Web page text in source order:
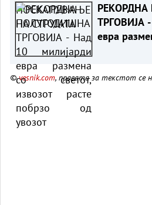
ТРГОВИЈА
евра
©vesnik.com, правата за текстот се